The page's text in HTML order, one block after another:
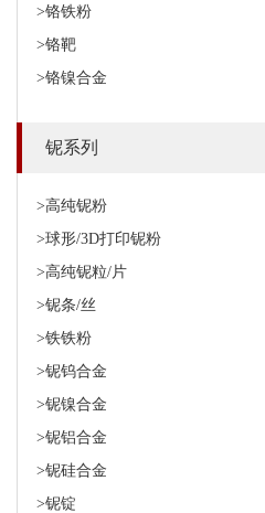
>铬铁粉
>铬靶
>铬镍合金
铌系列
>高纯铌粉
>球形/3D打印铌粉
>高纯铌粒/片
>铌条/丝
>铁铁粉
>铌钨合金
>铌镍合金
>铌铝合金
>铌硅合金
>铌锭